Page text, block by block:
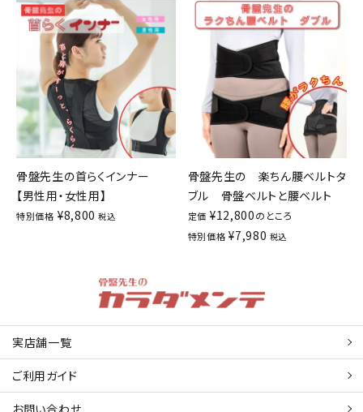
骨盤先生の首らくインナー
【男性用・女性用】
特別価格 ¥8,800 税込
骨盤先生の 楽ちん腰ベルトタ
ブル 骨盤ベルトと腰ベルト
定価 ¥12,800のところ
特別価格 ¥7,980 税込
実店舗一覧
ご利用ガイド
お問い合わせ